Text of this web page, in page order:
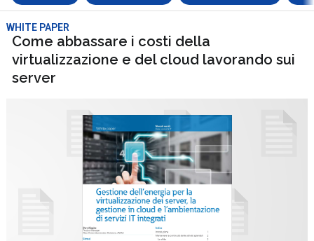
WHITE PAPER
Come abbassare i costi della
virtualizzazione e del cloud lavorando sui
server